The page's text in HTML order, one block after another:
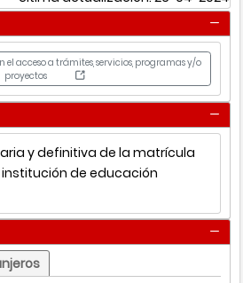
el acceso a trámites, servicios, programas y/o
proyectos
y definitiva de la matrícula
de educación